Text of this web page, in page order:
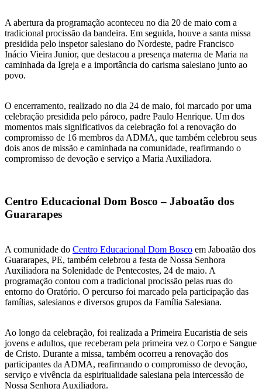
A abertura da programação aconteceu no dia 20 de maio com a
tradicional procissão da bandeira. Em seguida, houve a santa missa
presidida pelo inspetor salesiano do Nordeste, padre Francisco
Inácio Vieira Junior, que destacou a presença materna de Maria na
caminhada da Igreja e a importância do carisma salesiano junto ao
povo.
O encerramento, realizado no dia 24 de maio, foi marcado por uma
celebração presidida pelo pároco, padre Paulo Henrique. Um dos
momentos mais significativos da celebração foi a renovação do
compromisso de 16 membros da ADMA, que também celebrou seus
dois anos de missão e caminhada na comunidade, reafirmando o
compromisso de devoção e serviço a Maria Auxiliadora.
Centro Educacional Dom Bosco – Jaboatão dos
Guararapes
A comunidade do Centro Educacional Dom Bosco em Jaboatão dos
Guararapes, PE, também celebrou a festa de Nossa Senhora
Auxiliadora na Solenidade de Pentecostes, 24 de maio. A
programação contou com a tradicional procissão pelas ruas do
entorno do Oratório. O percurso foi marcado pela participação das
famílias, salesianos e diversos grupos da Família Salesiana.
Ao longo da celebração, foi realizada a Primeira Eucaristia de seis
jovens e adultos, que receberam pela primeira vez o Corpo e Sangue
de Cristo. Durante a missa, também ocorreu a renovação dos
participantes da ADMA, reafirmando o compromisso de devoção,
serviço e vivência da espiritualidade salesiana pela intercessão de
Nossa Senhora Auxiliadora.